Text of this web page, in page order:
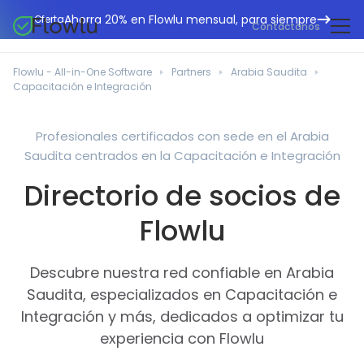
OfertaAhorra 20% en Flowlu mensual, para siempre
Contáctanos
Gestión de proyectos
Facturación en línea
Herramientas de colaboración
Gestión financiera
Proyectos ágiles
Base de conocimientos
Agencias de marketing
Departamentos de TI
Consultores empresariales
Profesionales legales
Instituciones educativas
Empresas manufactureras
Pequeños negocios
Organizadores de eventos
Centro de ayuda
Blog Flowlu
Estudios de caso
Casos prácticos
Herramientas gratuitas
Português
Flowlu - All-in-One Software Partners
Arabia Saudita
Capacitación e Integración
Profesionales certificados con sede en el Arabia
Saudita centrados en la Capacitación e Integración
Directorio de socios de
Flowlu
Descubre nuestra red confiable en Arabia
Saudita, especializados en Capacitación e
Integración y más, dedicados a optimizar tu
experiencia con Flowlu